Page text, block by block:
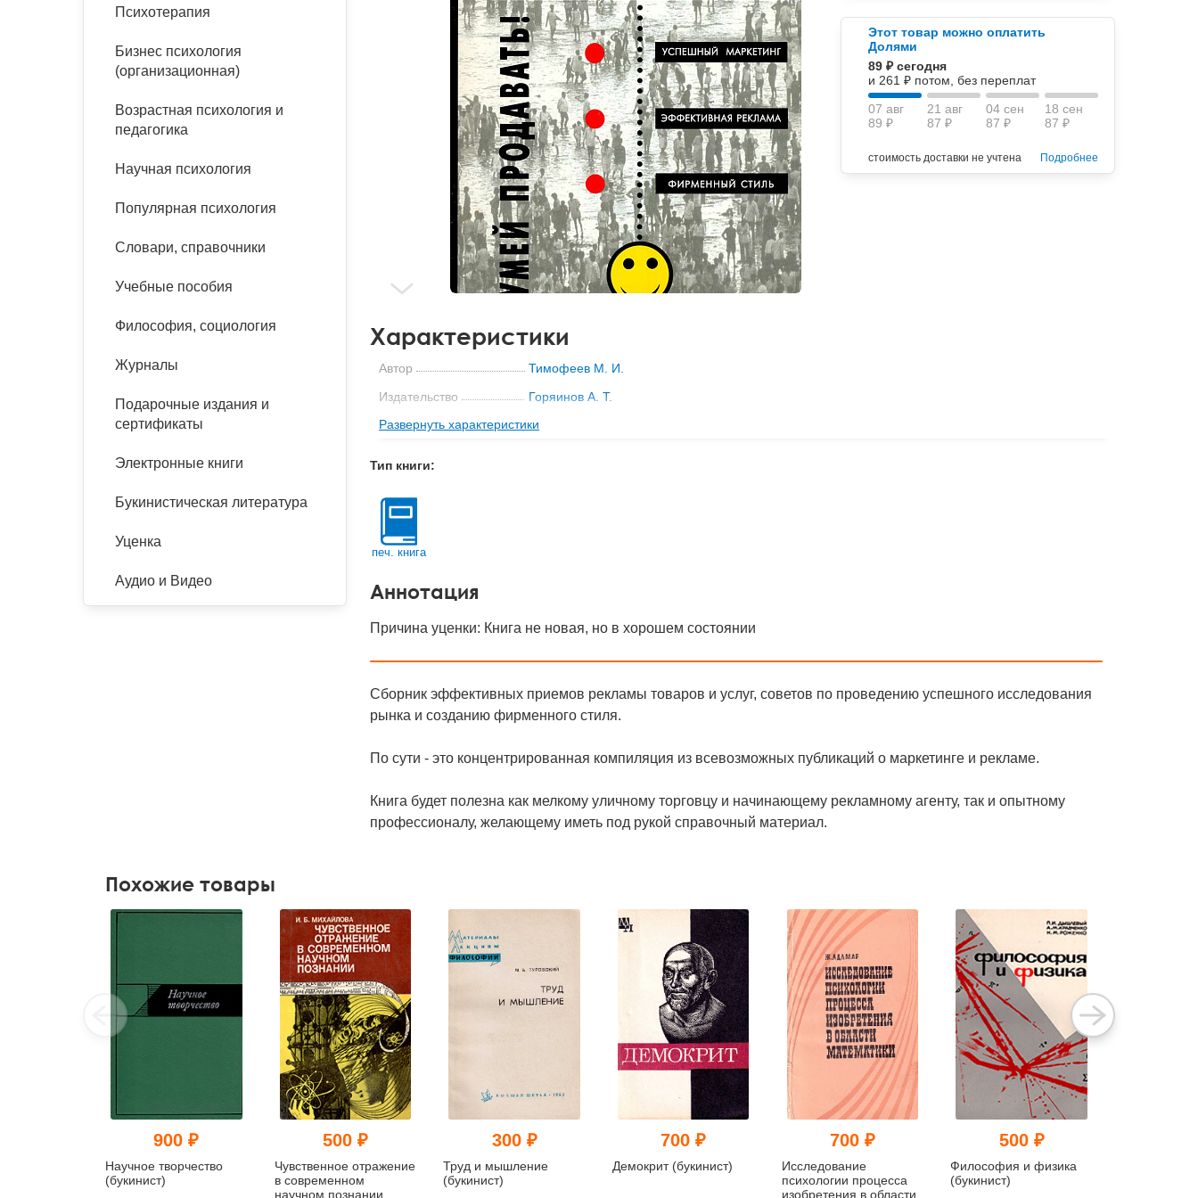
панические атаки
Психодрама
Сказкотерапия
психотерапии
Классический, эриксоновский
эргономика
Социальная психология
Психология развития
организационная психология
психоанализ
Этот товар можно оплатить
Долями
89 ₽ сегодня
и 261 ₽ потом, без переплат
07 авг
89 ₽
21 авг
87 ₽
04 сен
87 ₽
18 сен
87 ₽
стоимость доставки не учтена Подробнее
Характеристики
Автор
Тимофеев М. И.
Издательство
Горяинов А. Т.
Формат книги
200x125x4 мм
Кол-во стр
Год
Код
Развернуть характеристики
Тип книги:
печ. книга
Аннотация
Причина уценки: Книга не новая, но в хорошем состоянии
Сборник эффективных приемов рекламы товаров и услуг, советов по проведению успешного исследования
рынка и созданию фирменного стиля.
По сути - это концентрированная компиляция из всевозможных публикаций о маркетинге и рекламе.
Книга будет полезна как мелкому уличному торговцу и начинающему рекламному агенту, так и опытному
профессионалу, желающему иметь под рукой справочный материал.
Психотерапия
Бизнес психология
(организационная)
Возрастная психология и
педагогика
Научная психология
Популярная психология
Словари, справочники
Учебные пособия
Философия, социология
Журналы
Подарочные издания и
сертификаты
Электронные книги
Букинистическая литература
Уценка
Аудио и Видео
Похожие товары
900 ₽
Научное творчество
(букинист)
500 ₽
Чувственное отражение
в современном
научном познании
300 ₽
Труд и мышление
(букинист)
700 ₽
Демокрит (букинист)
700 ₽
Исследование
психологии процесса
изобретения в области
500 ₽
Философия и физика
(букинист)